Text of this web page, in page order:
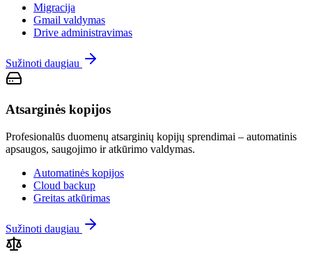
Migracija
Gmail valdymas
Drive administravimas
Sužinoti daugiau
Atsarginės kopijos
Profesionalūs duomenų atsarginių kopijų sprendimai – automatinis
apsaugos, saugojimo ir atkūrimo valdymas.
Automatinės kopijos
Cloud backup
Greitas atkūrimas
Sužinoti daugiau